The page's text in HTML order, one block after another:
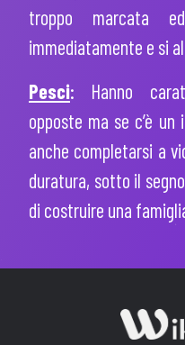
troppo marcata
immediatamente e si
Pesci: Hanno
opposte ma se c’è un
anche completarsi a
duratura, sotto il
di costruire una